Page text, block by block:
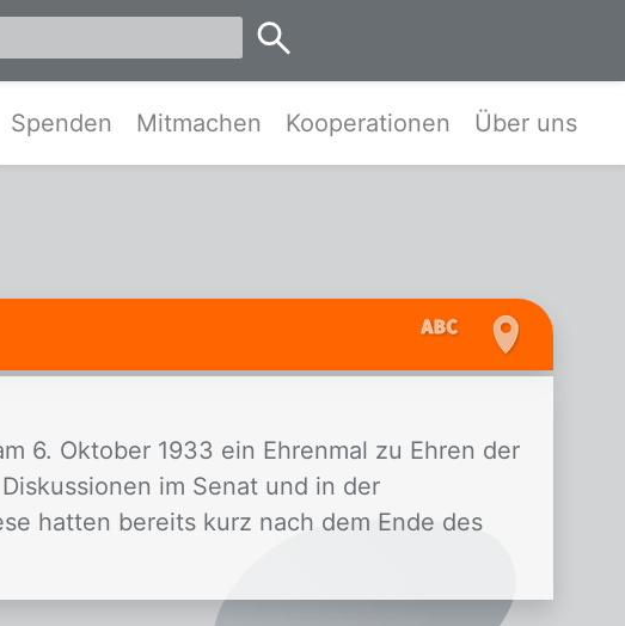
Bremen
Spenden Mitmachen Kooperationen Über uns
6. Oktober 1933 ein Ehrenmal zu Ehren der
im Senat und in der
hatten bereits kurz nach dem Ende des